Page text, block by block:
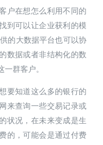
户在想怎么利用不同的
到可以让企业获利的模
的大数据平台也可以协
数据或者非结构化的数
群客户。
要知道这么多的银行的
来查询一些交易记录或
状况，在未来变成是生
的，可能会是通过付费